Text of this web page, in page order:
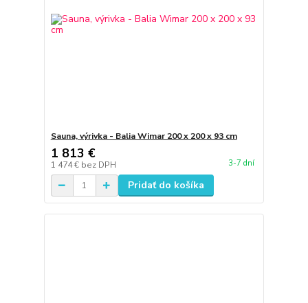
Sauna, výrivka - Balia Wimar 200 x 200 x 93 cm
1 813 €
1 474 € bez DPH 3-7 dní
Pridať do košíka